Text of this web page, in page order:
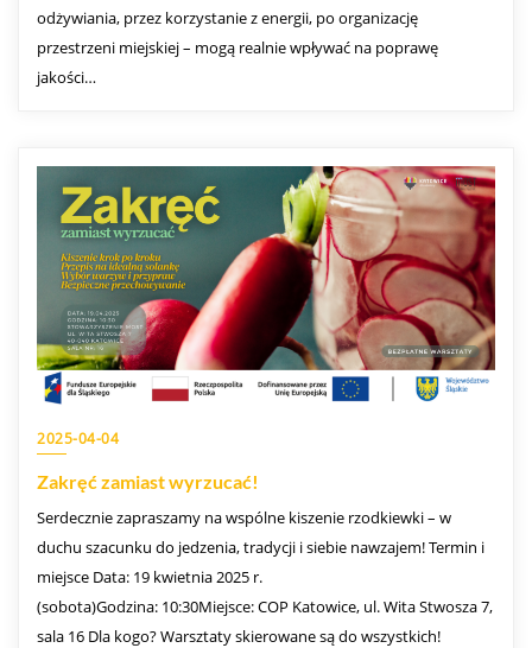
odżywiania, przez korzystanie z energii, po organizację
przestrzeni miejskiej – mogą realnie wpływać na poprawę
jakości…
2025-04-04
Zakręć zamiast wyrzucać!
Serdecznie zapraszamy na wspólne kiszenie rzodkiewki – w
duchu szacunku do jedzenia, tradycji i siebie nawzajem! Termin i
miejsce Data: 19 kwietnia 2025 r.
(sobota)Godzina: 10:30Miejsce: COP Katowice, ul. Wita Stwosza 7,
sala 16 Dla kogo? Warsztaty skierowane są do wszystkich!